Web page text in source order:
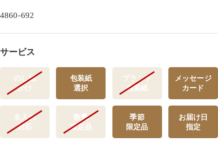
4860-692
サービス
のし紙
かけ
包装紙
選択
ブランド
包装紙
メッセージ
カード
名入れ
対応
数量
限定品
季節
限定品
お届け日
指定